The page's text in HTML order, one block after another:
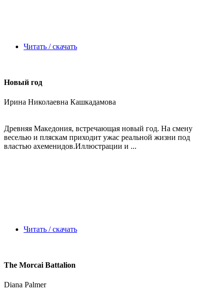
Читать / скачать
Новый год
Ирина Николаевна Кашкадамова
Древняя Македония, встречающая новый год. На смену
веселью и пляскам приходит ужас реальной жизни под
властью ахеменидов.Иллюстрации и ...
Читать / скачать
The Morcai Battalion
Diana Palmer